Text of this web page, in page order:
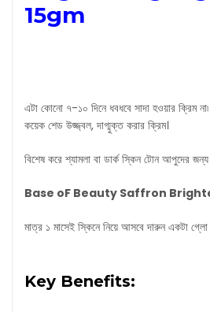
15gm
এটা কোনো ৭-১০ দিনে ধবধবে সাদা হওয়ার ক্রিম
কয়েক শেড উজ্জ্বল, দাগ্মুক্ত করার ক্রিম।
বিশেষ করে শ্যামলা বা ডার্ক স্কিন টোন আপুদের
Base oF Beauty Saffron
মাত্র ১ মাসেই স্কিনে নিয়ে আসবে দারুন একটা
Key Benefits: